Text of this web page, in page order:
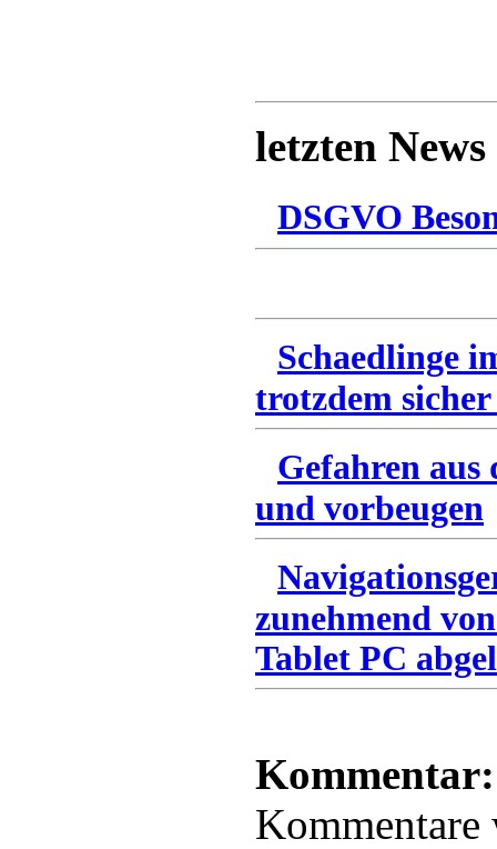
letzten News
DSGVO
Schaedlinge
trotzdem
Gefahren
und vorbeugen
zunehmend
Tablet PC
Kommentar: